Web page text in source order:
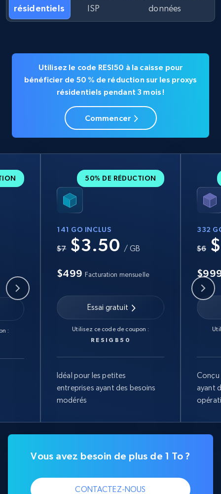
résidentiels
ISP
données
Utilisez le code RESI50 à la caisse pour
bénéficier de 50 % de réduction sur les proxys
résidentiels pendant 3 mois !
Commencer
:
50% DE RÉDUCTION
141 GO INCLUS
$7 $3.50 / GB
$499 Facturation mensuelle
Essai gratuit
Utilisez ce code de coupon :
RESIGB50
Idéal pour les petites
entreprises ayant des besoins
modérés
332
$6
Conçu
ayant
Vous avez besoin de plus de 1 To ?
CONTACTEZ-NOUS